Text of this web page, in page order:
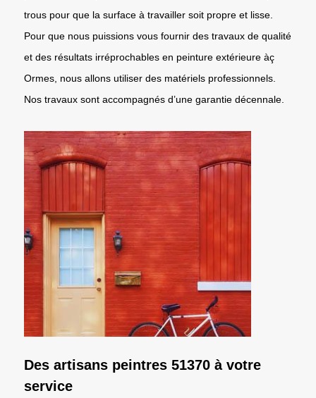
trous pour que la surface à travailler soit propre et lisse.
Pour que nous puissions vous fournir des travaux de qualité
et des résultats irréprochables en peinture extérieure àç
Ormes, nous allons utiliser des matériels professionnels.
Nos travaux sont accompagnés d’une garantie décennale.
Des artisans peintres 51370 à votre
service